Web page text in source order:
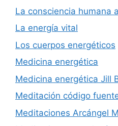
La consciencia humana
La energía vital
Los cuerpos energéticos
Medicina energética
Medicina energética Jill
Meditación código
Meditaciones Arcángel